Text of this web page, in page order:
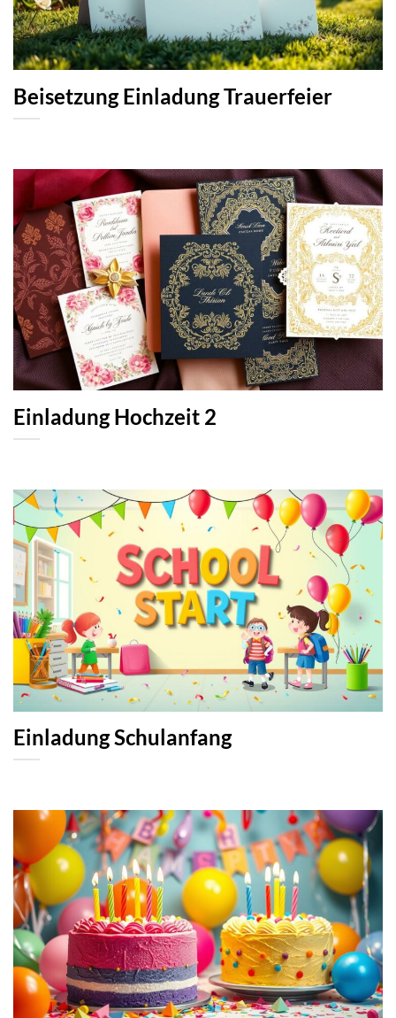
Beisetzung Einladung Trauerfeier
Einladung Hochzeit 2
Einladung Schulanfang